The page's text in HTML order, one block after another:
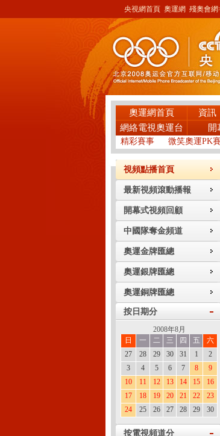
央視網首頁 奧運網 殘奧會網
奧運網首頁 資訊
網絡電視奧運台
開
精彩賽事 微笑奧運PK賽
視頻點播首頁
最新視頻滾動播報
開幕式視頻回顧
中國隊奪金頻道
奧運金牌匯總
奧運銀牌匯總
奧運銅牌匯總
按日期分
2008年8月
日
一 二 三 四 五
六
27
28 29 30 31 1
2
3
4 5 6 7 8
9
10
11 12 13 14 15
16
17
18 19 20 21 22
23
24
25 26 27 28 29 30
按電視頻道分